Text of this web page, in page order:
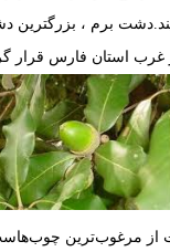
دشت برم ، بزرگترین
غرب استان فارس قرار
مرغوب‌ترین چوب‌هاست